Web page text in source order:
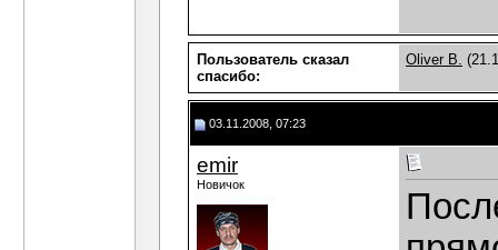
Пользователь сказал
cпасибо:
Oliver B.
03.11.2008, 07:23
emir
Новичок